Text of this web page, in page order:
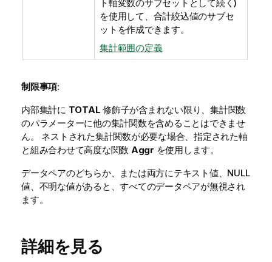
ト軸変数のサブセットとして続く)
を使用して、合計絞込値のサブセ
ットを作成できます。
集計範囲の定義
制限事項:
内部集計に TOTAL 修飾子が含まれない限り、集計関数
のパラメーターに他の集計関数を含めることはできませ
ん。 ネストされた集計関数が必要な場合、指定された軸
と組み合わせて高度な関数 Aggr を使用します。
データペアのどちらか、または両方にテキスト値、 NULL
値、不明な値があると、すべてのデータペアが無視され
ます。
詳細を見る